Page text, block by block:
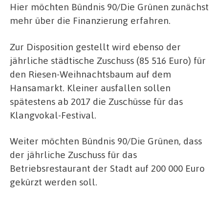
Hier möchten Bündnis 90/Die Grünen zunächst
mehr über die Finanzierung erfahren.
Zur Disposition gestellt wird ebenso der
jährliche städtische Zuschuss (85 516 Euro) für
den Riesen-Weihnachtsbaum auf dem
Hansamarkt. Kleiner ausfallen sollen
spätestens ab 2017 die Zuschüsse für das
Klangvokal-Festival.
Weiter möchten Bündnis 90/Die Grünen, dass
der jährliche Zuschuss für das
Betriebsrestaurant der Stadt auf 200 000 Euro
gekürzt werden soll.